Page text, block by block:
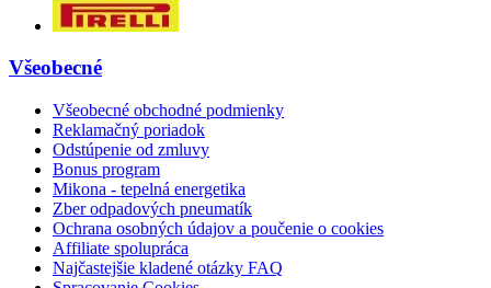
Všeobecné
Všeobecné obchodné podmienky
Reklamačný poriadok
Odstúpenie od zmluvy
Bonus program
Mikona - tepelná energetika
Zber odpadových pneumatík
Ochrana osobných údajov a poučenie o cookies
Affiliate spolupráca
Najčastejšie kladené otázky FAQ